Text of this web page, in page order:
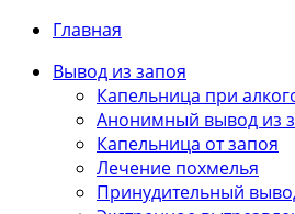
Главная
Вывод из запоя
Капельница при
Анонимный вывод из
Капельница от запоя
Лечение похмелья
Принудительный